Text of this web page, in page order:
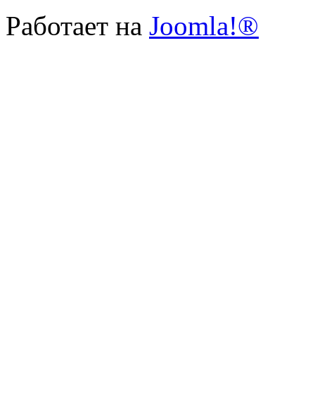
Работает на Joomla!®